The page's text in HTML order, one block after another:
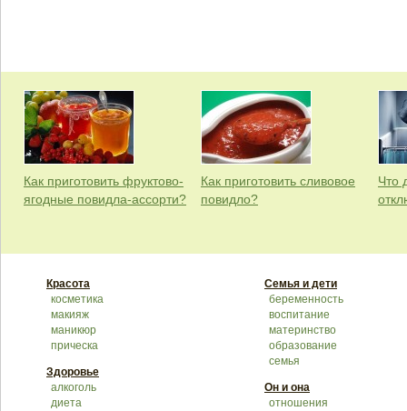
Как приготовить фруктово-
ягодные повидла-ассорти?
Как приготовить сливовое
повидло?
Что
Красота
косметика
макияж
маникюр
прическа
Здоровье
алкоголь
диета
Семья и дети
беременность
воспитание
материнство
образование
семья
Он и она
отношения